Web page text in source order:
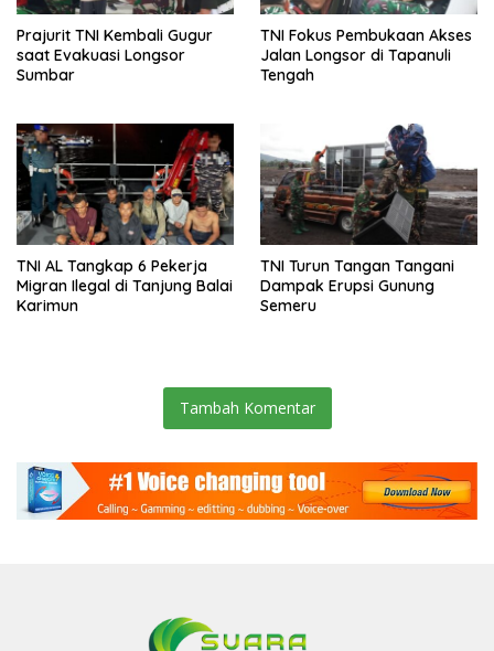
Prajurit TNI Kembali Gugur
saat Evakuasi Longsor
Sumbar
TNI Fokus Pembukaan Akses
Jalan Longsor di Tapanuli
Tengah
TNI AL Tangkap 6 Pekerja
Migran Ilegal di Tanjung Balai
Karimun
TNI Turun Tangan Tangani
Dampak Erupsi Gunung
Semeru
Tambah Komentar